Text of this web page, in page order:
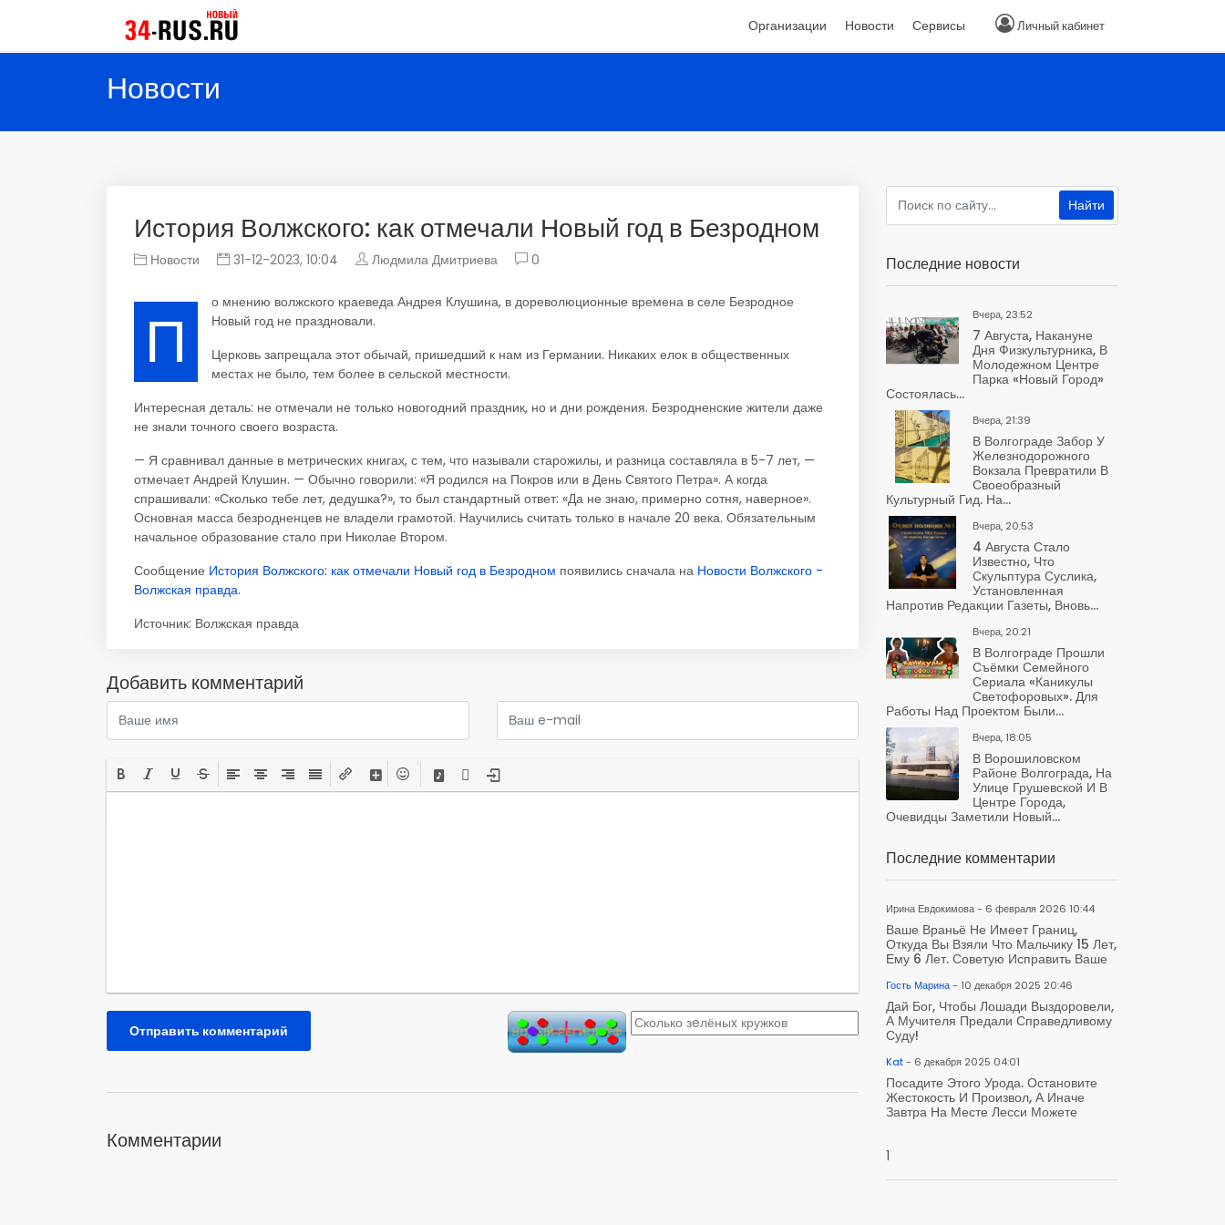
Новости
История Волжского: как отмечали Новый год в Безродном
Новости 31-12-2023, 10:04 Людмила Дмитриева 0
П
о мнению волжского краеведа Андрея Клушина, в дореволюционные времена в селе Безродное
Новый год не праздновали.
Церковь запрещала этот обычай, пришедший к нам из Германии. Никаких елок в общественных
местах не было, тем более в сельской местности.
Интересная деталь: не отмечали не только новогодний праздник, но и дни рождения. Безродненские жители даже
не знали точного своего возраста.
— Я сравнивал данные в метрических книгах, с тем, что называли старожилы, и разница составляла в 5-7 лет, —
отмечает Андрей Клушин. — Обычно говорили: «Я родился на Покров или в День Святого Петра». А когда
спрашивали: «Сколько тебе лет, дедушка?», то был стандартный ответ: «Да не знаю, примерно сотня, наверное».
Основная масса безродненцев не владели грамотой. Научились считать только в начале 20 века. Обязательным
начальное образование стало при Николае Втором.
Сообщение История Волжского: как отмечали Новый год в Безродном появились сначала на Новости Волжского -
Волжская правда.
Источник: Волжская правда
Добавить комментарий
Отправить комментарий
Комментарии
Последние новости
Вчера, 23:52
7 Августа, Накануне
Дня Физкультурника, В
Молодежном Центре
Парка «Новый Город»
Состоялась...
Вчера, 21:39
В Волгограде Забор У
Железнодорожного
Вокзала Превратили В
Своеобразный
Культурный Гид. На...
Вчера, 20:53
4 Августа Стало
Известно, Что
Скульптура Суслика,
Установленная
Напротив Редакции Газеты, Вновь...
Вчера, 20:21
В Волгограде Прошли
Съёмки Семейного
Сериала «Каникулы
Светофоровых». Для
Работы Над Проектом Были...
Вчера, 18:05
В Ворошиловском
Районе Волгограда, На
Улице Грушевской И В
Центре Города,
Очевидцы Заметили Новый...
Последние комментарии
Ирина Евдокимова - 6 февраля 2026 10:44
Ваше Враньё Не Имеет Границ,
Откуда Вы Взяли Что Мальчику 15 Лет,
Ему 6 Лет. Советую Исправить Ваше
Гость Марина- 10 декабря 2025 20:46
Дай Бог, Чтобы Лошади Выздоровели,
А Мучителя Предали Справедливому
Суду!
Kat- 6 декабря 2025 04:01
Посадите Этого Урода. Остановите
Жестокость И Произвол, А Иначе
Завтра На Месте Лесси Можете
1
Личный кабинет
Организации Новости Сервисы